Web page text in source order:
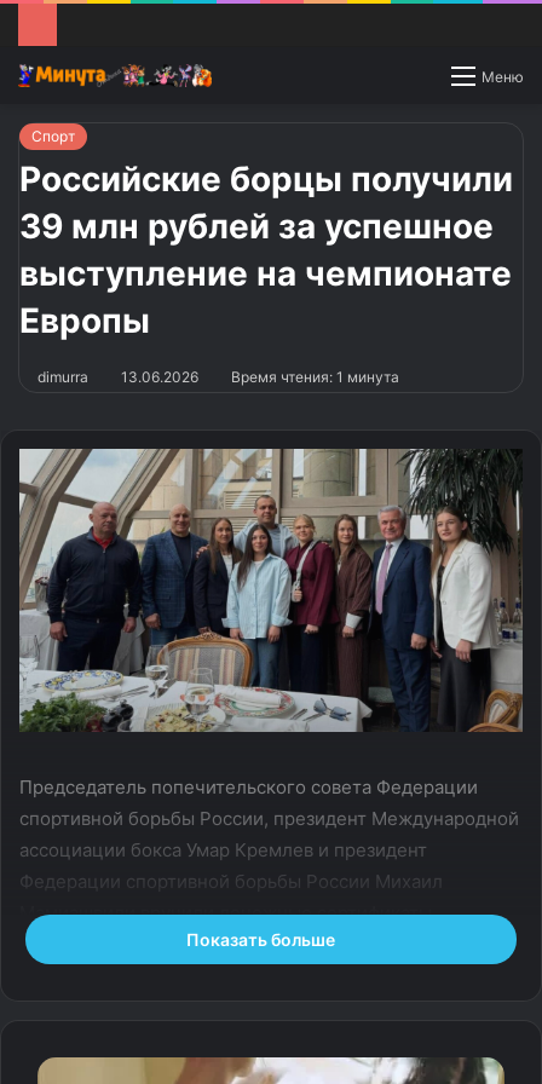
Меню
Switch
Спорт
Российские борцы получили
39 млн рублей за успешное
выступление на чемпионате
Европы
dimurra 13.06.2026 Время чтения: 1 минута
Председатель попечительского совета Федерации
спортивной борьбы России, президент Международной
ассоциации бокса Умар Кремлев и президент
Федерации спортивной борьбы России Михаил
Мамиашвили вручили денежные сертификаты
победителям и призерам чемпионата Европы
Российские спортсмены завоевали на турнире 19
Показать больше